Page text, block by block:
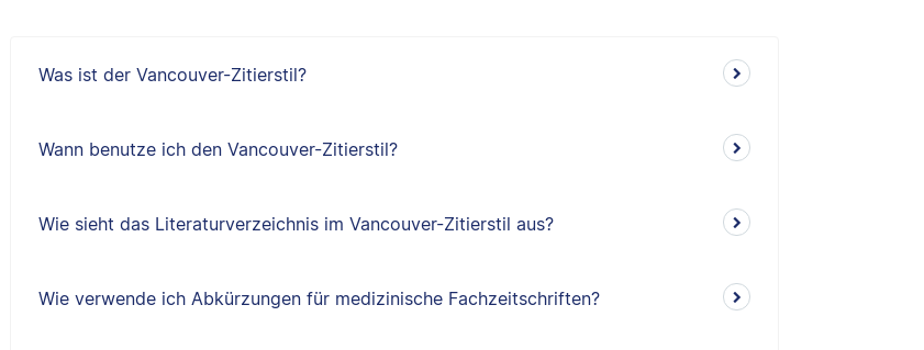
Was ist der Vancouver-Zitierstil?
Wann benutze ich den Vancouver-Zitierstil?
Wie sieht das Literaturverzeichnis im Vancouver-Zitierstil aus?
Wie verwende ich Abkürzungen für medizinische Fachzeitschriften?